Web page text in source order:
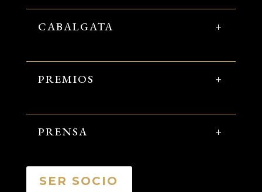
CABALGATA
PREMIOS
PRENSA
SER SOCIO